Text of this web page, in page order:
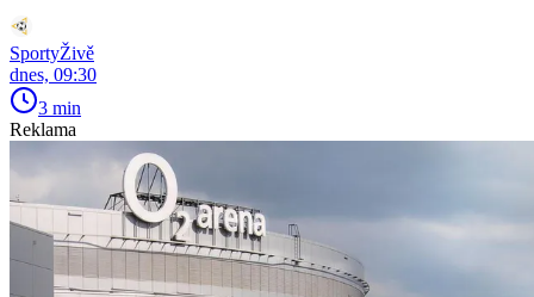
SportyŽivě
dnes, 09:30
3 min
Reklama